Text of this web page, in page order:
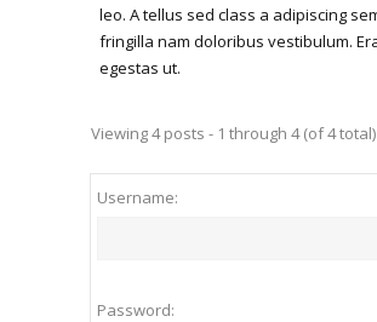
leo. A tellus sed class a adipiscing
fringilla nam doloribus vestibulum.
egestas ut.
Viewing 4 posts - 1 through 4 (of 4 total)
Username:
Password: